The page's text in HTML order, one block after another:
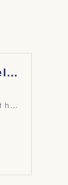
Premium Luxury Wellness Hotels | Westin Hotels & Resorts
h…